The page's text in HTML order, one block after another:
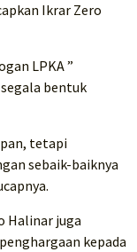
Ikrar Zero
LPKA ”
segala bentuk
tetapi
sebaik-baiknya
Halinar juga
kepada